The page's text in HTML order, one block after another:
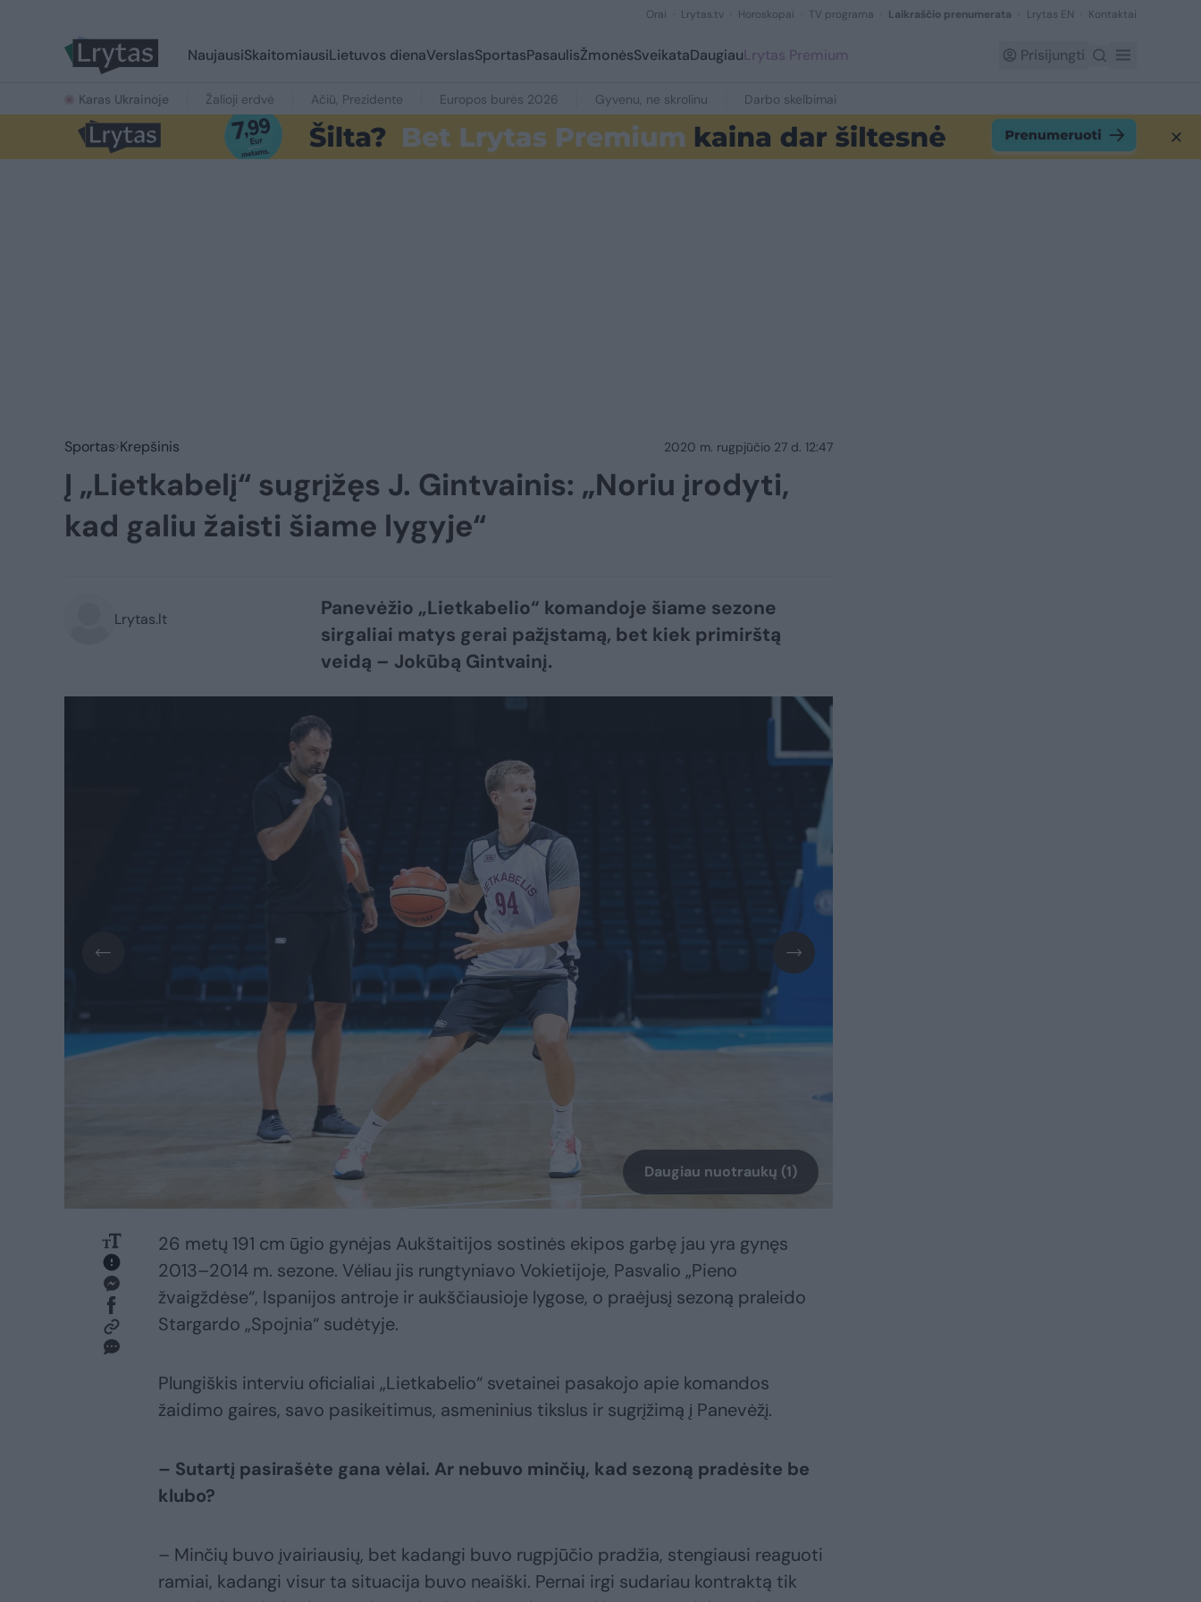
Orai Lrytas.tv Horoskopai TV programa Laikraščio prenumerata Lrytas EN Kontaktai
NaujausiSkaitomiausiLietuvos dienaVerslasSportasPasaulisŽmonėsSveikataDaugiauLrytas Premium Prisijungti
Karas Ukrainoje Žalioji erdvė Ačiū, Prezidente Europos burės 2026 Gyvenu, ne skrolinu Darbo skelbimai
Sportas Krepšinis 2020 m. rugpjūčio 27 d. 12:47
Į „Lietkabelį“ sugrįžęs J. Gintvainis: „Noriu įrodyti,
kad galiu žaisti šiame lygyje“
Lrytas.lt
Panevėžio „Lietkabelio“ komandoje šiame sezone
sirgaliai matys gerai pažįstamą, bet kiek primirštą
veidą – Jokūbą Gintvainį.
Daugiau nuotraukų (1)
26 metų 191 cm ūgio gynėjas Aukštaitijos sostinės ekipos garbę jau yra gynęs
2013–2014 m. sezone. Vėliau jis rungtyniavo Vokietijoje, Pasvalio „Pieno
žvaigždėse“, Ispanijos antroje ir aukščiausioje lygose, o praėjusį sezoną praleido
Stargardo „Spojnia“ sudėtyje.
Plungiškis interviu oficialiai „Lietkabelio“ svetainei pasakojo apie komandos
žaidimo gaires, savo pasikeitimus, asmeninius tikslus ir sugrįžimą į Panevėžį.
– Sutartį pasirašėte gana vėlai. Ar nebuvo minčių, kad sezoną pradėsite be
klubo?
– Minčių buvo įvairiausių, bet kadangi buvo rugpjūčio pradžia, stengiausi reaguoti
ramiai, kadangi visur ta situacija buvo neaiški. Pernai irgi sudariau kontraktą tik